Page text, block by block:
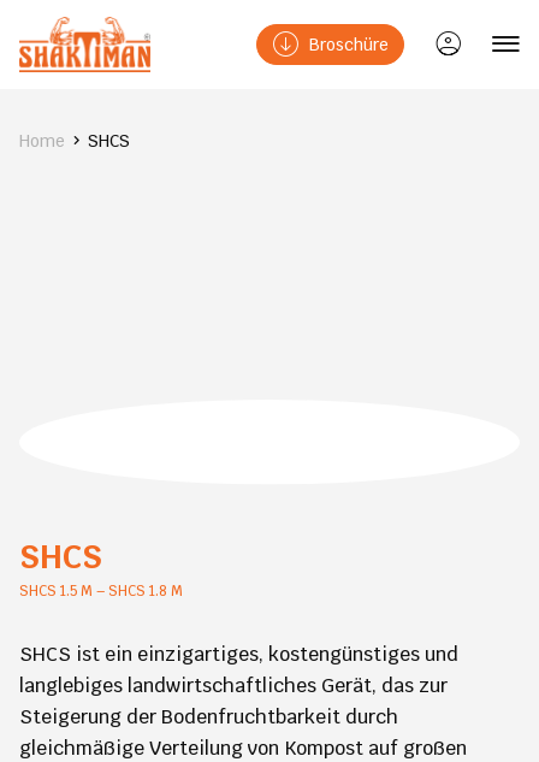
Broschüre
Home SHCS
SHCS
SHCS 1.5 M – SHCS 1.8 M
SHCS ist ein einzigartiges, kostengünstiges und
langlebiges landwirtschaftliches Gerät, das zur
Steigerung der Bodenfruchtbarkeit durch
gleichmäßige Verteilung von Kompost auf großen